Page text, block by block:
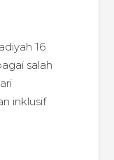
16
salah
inklusif